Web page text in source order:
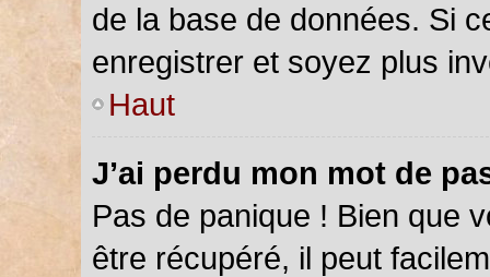
de la base de données. Si
enregistrer et soyez plus
Haut
J’ai perdu mon mot de
Pas de panique ! Bien que
être récupéré, il peut